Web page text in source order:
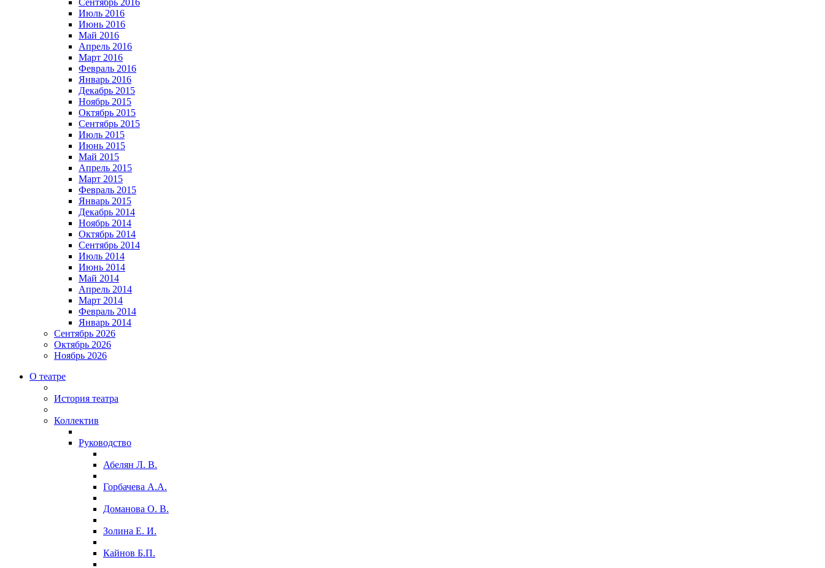
Сентябрь 2016
Июль 2016
Июнь 2016
Май 2016
Апрель 2016
Март 2016
Февраль 2016
Январь 2016
Декабрь 2015
Ноябрь 2015
Октябрь 2015
Сентябрь 2015
Июль 2015
Июнь 2015
Май 2015
Апрель 2015
Март 2015
Февраль 2015
Январь 2015
Декабрь 2014
Ноябрь 2014
Октябрь 2014
Сентябрь 2014
Июль 2014
Июнь 2014
Май 2014
Апрель 2014
Март 2014
Февраль 2014
Январь 2014
Сентябрь 2026
Октябрь 2026
Ноябрь 2026
О театре
История театра
Коллектив
Руководство
Абелян Л. В.
Горбачева А.А.
Доманова О. В.
Золина Е. И.
Кайнов Б.П.